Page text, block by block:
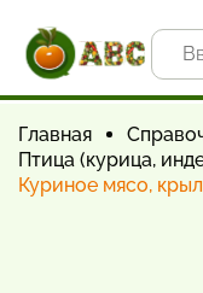
Главная
Птица (курица,
Куриное мясо,